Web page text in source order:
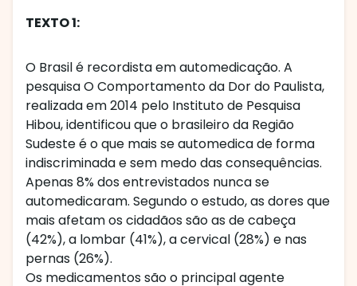
TEXTO 1:
O Brasil é recordista em automedicação. A
pesquisa O Comportamento da Dor do Paulista,
realizada em 2014 pelo Instituto de Pesquisa
Hibou, identificou que o brasileiro da Região
Sudeste é o que mais se automedica de forma
indiscriminada e sem medo das consequências.
Apenas 8% dos entrevistados nunca se
automedicaram. Segundo o estudo, as dores que
mais afetam os cidadãos são as de cabeça
(42%), a lombar (41%), a cervical (28%) e nas
pernas (26%).
Os medicamentos são o principal agente